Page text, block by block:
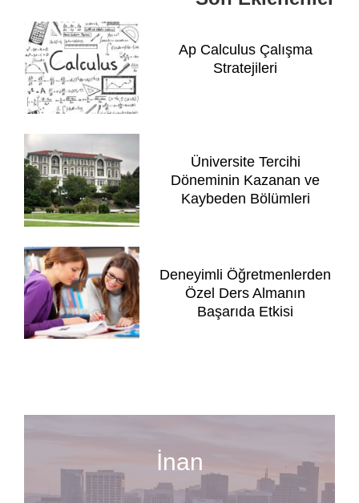
Ap Calculus Çalışma
Stratejileri
Üniversite Tercihi
Döneminin Kazanan ve
Kaybeden Bölümleri
Deneyimli Öğretmenlerden
Özel Ders Almanın
Başarıda Etkisi
İnan